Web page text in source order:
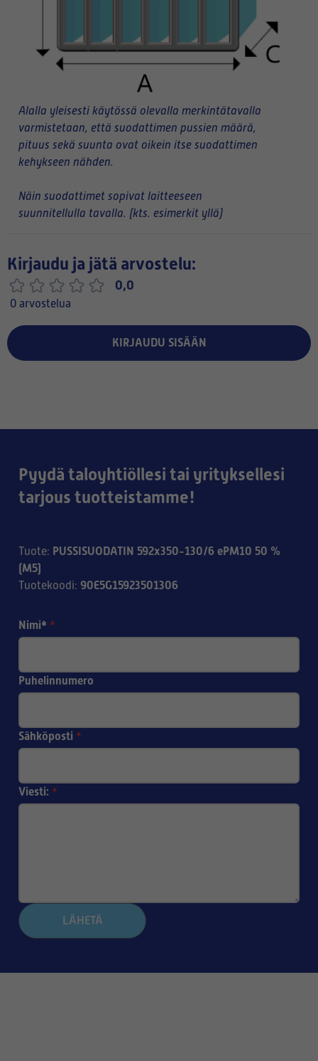
Alalla yleisesti käytössä olevalla merkintätavalla
varmistetaan, että suodattimen pussien määrä,
pituus sekä suunta ovat oikein itse suodattimen
kehykseen nähden.
Näin suodattimet sopivat laitteeseen
suunnitellulla tavalla. (kts. esimerkit yllä)
Kirjaudu ja jätä arvostelu:
0,0
0 arvostelua
KIRJAUDU SISÄÄN
Pyydä taloyhtiöllesi tai yrityksellesi
tarjous tuotteistamme!
Tuote: PUSSISUODATIN 592x350-130/6 ePM10 50 %
(M5)
Tuotekoodi: 90E5G15923501306
Nimi* *
Puhelinnumero
Sähköposti *
Viesti: *
LÄHETÄ